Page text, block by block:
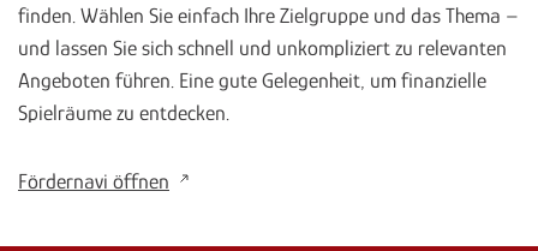
finden. Wählen Sie einfach Ihre Zielgruppe und das Thema –
und lassen Sie sich schnell und unkompliziert zu relevanten
Angeboten führen. Eine gute Gelegenheit, um finanzielle
Spielräume zu entdecken.
Fördernavi öffnen